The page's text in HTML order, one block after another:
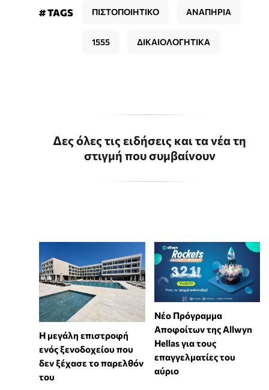
# TAGS ΠΙΣΤΟΠΟΙΗΤΙΚΟ ΑΝΑΠΗΡΙΑ
1555 ΔΙΚΑΙΟΛΟΓΗΤΙΚΑ
Δες όλες τις ειδήσεις και τα νέα τη
στιγμή που συμβαίνουν
Η μεγάλη επιστροφή
ενός ξενοδοχείου που
δεν ξέχασε το παρελθόν
του
Νέο Πρόγραμμα
Αποφοίτων της Allwyn
Hellas για τους
επαγγελματίες του
αύριο